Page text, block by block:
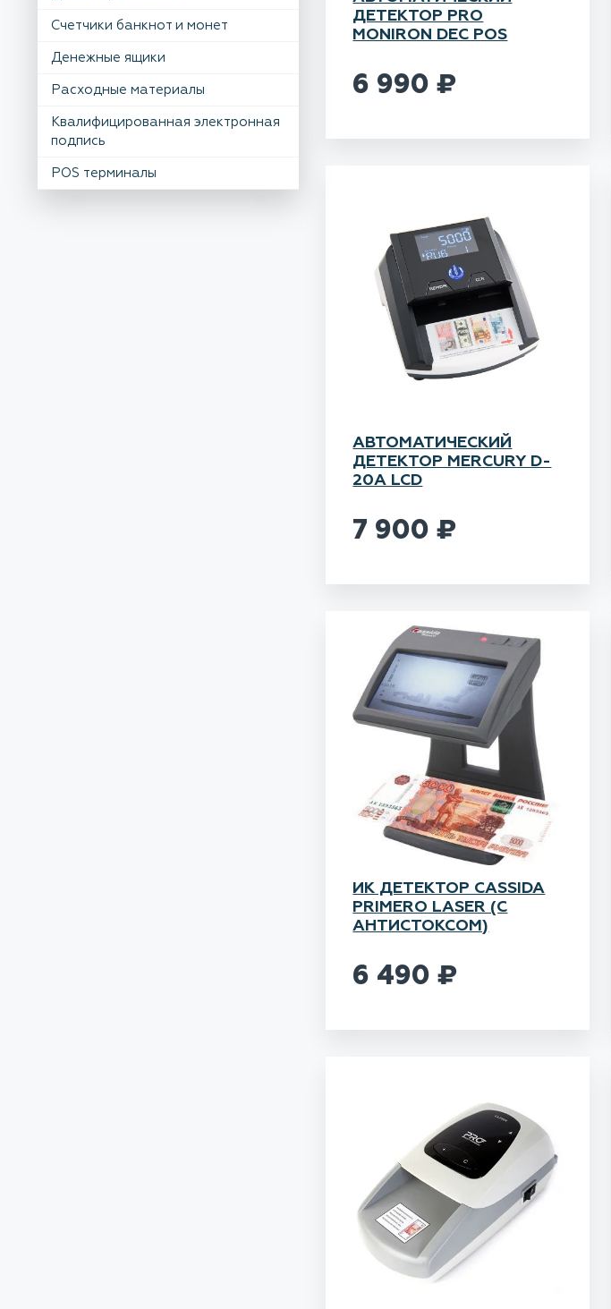
Счетчики банкнот и монет
Денежные ящики
Расходные материалы
Квалифицированная электронная
подпись
POS терминалы
ДЕТЕКТОР PRO
MONIRON DEC POS
6 990₽
АВТОМАТИЧЕСКИЙ
ДЕТЕКТОР MERCURY D-
20A LCD
7 900₽
ИК ДЕТЕКТОР CASSIDA
PRIMERO LASER (С
АНТИСТОКСОМ)
6 490₽